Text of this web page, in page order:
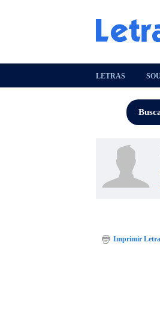
LETRAS
Imprimir Letra